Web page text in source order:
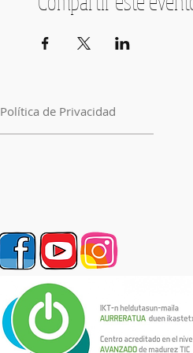
Política de Privacidad